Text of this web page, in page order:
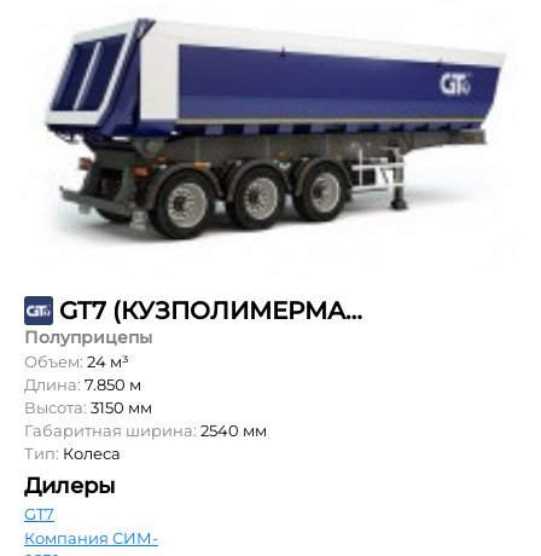
GT7 (КУЗПОЛИМЕРМАШ) ППС-24
Полуприцепы
Объем: 24 м³
Длина: 7.850 м
Высота: 3150 мм
Габаритная ширина: 2540 мм
Тип: Колеса
Дилеры
GT7
Компания СИМ-